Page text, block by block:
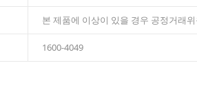
본 제품에 이상이 있을 경우 공정거래
1600-4049